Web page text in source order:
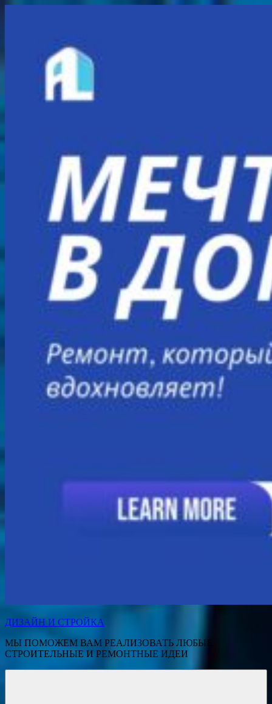
ДИЗАЙН И СТРОЙКА
МЫ ПОМОЖЕМ ВАМ РЕАЛИЗОВАТЬ ЛЮБЫЕ
СТРОИТЕЛЬНЫЕ И РЕМОНТНЫЕ ИДЕИ